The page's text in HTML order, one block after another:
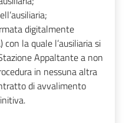
digitalmente
la quale l’ausiliaria si
Appaltante a non
in nessuna altra
di avvalimento